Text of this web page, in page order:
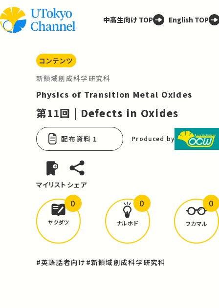
中高生向け TOP English TOP
コンテンツ
新領域創成科学研究科
Physics of Transition Metal Oxides
第11回 | Defects in Oxides
配布資料 1 Produced by
マイリスト シェア
どんな学びがありましたか？
ヤクダツ
0
ナルホド
0
フカマル
0
#英語話者向け #新領域創成科学研究科